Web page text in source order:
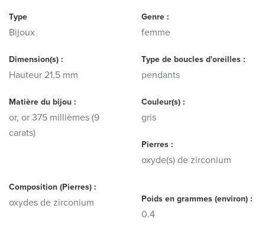
Type
Bijoux
Genre :
femme
Dimension(s) :
Hauteur 21,5 mm
Type de boucles d'oreilles :
pendants
Matière du bijou :
or, or 375 millièmes (9
carats)
Couleur(s) :
gris
Pierres :
oxyde(s) de zirconium
Composition (Pierres) :
oxydes de zirconium Poids en grammes (environ) :
0.4